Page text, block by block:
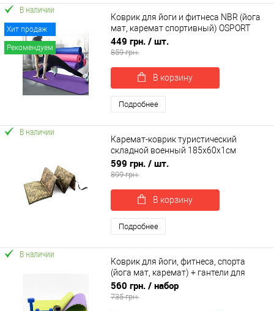
Хит продаж
Рекомендуем
В наличии
Коврик для йоги и фитнеса NBR (йога
мат, каремат спортивный) OSPORT
Mat Pro 1см (FI-0075)
449 грн. / шт.
859 грн.
В корзину
Подробнее
В наличии
Каремат-коврик туристический
складной военный 185х60х1см
OSPORT Pro (ty-0046)
599 грн. / шт.
899 грн.
В корзину
Подробнее
В наличии
Коврик для йоги, фитнеса, спорта
(йога мат, каремат) + гантели для
фитнеса 2шт по 1кг OSPORT Set 76 (n-
0106)
560 грн. / набор
735 грн.